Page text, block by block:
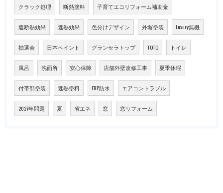
クラック処理 断熱塗料 子育てエコリフォーム補助金
遮断熱効果 遮熱効果 色分けデザイン 外塀塗装 Luxury無機
抽選会 日本ペイント グランセラトップ TOTO トイレ
風呂 洗面所 安心保障 店舗外壁改修工事 夏季休暇
付帯部塗装 遮熱塗料 FRP防水 エアコントラブル
2027年問題 夏 省エネ 窓 窓リフォーム